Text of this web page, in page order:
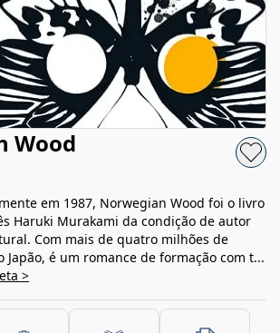
Wood
em 1987, Norwegian Wood foi o livro
Haruki Murakami da condição de autor
Com mais de quatro milhões de
Japão, é um romance de formação com t...
>